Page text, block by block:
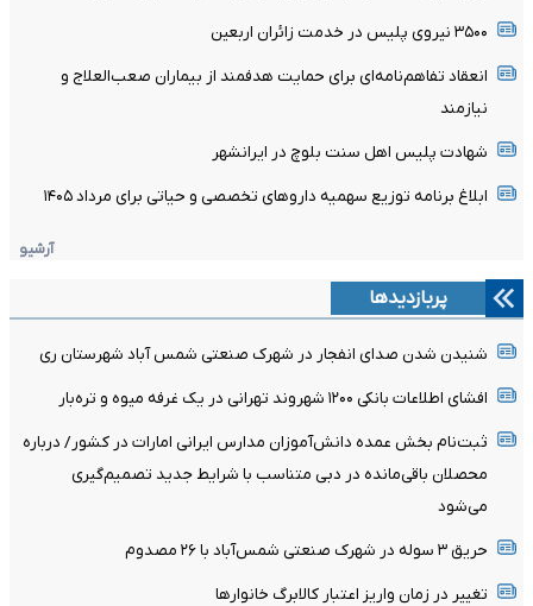
۳۵۰۰ نیروی پلیس در خدمت زائران اربعین
انعقاد تفاهم‌نامه‌ای برای حمایت هدفمند از بیماران صعب‌العلاج و
نیازمند
شهادت پلیس اهل سنت بلوچ در ایرانشهر
ابلاغ برنامه توزیع سهمیه دارو‌های تخصصی و حیاتی برای مرداد ۱۴۰۵
آرشیو
پربازدیدها
شنیدن شدن صدای انفجار در شهرک صنعتی شمس آباد شهرستان ری
افشای اطلاعات بانکی ۱۲۰۰ شهروند تهرانی در یک غرفه میوه و تره‌بار
ثبت‌نام بخش عمده دانش‌آموزان مدارس ایرانی امارات در کشور/ درباره
محصلان باقی‌مانده در دبی متناسب با شرایط جدید تصمیم‌گیری
می‌شود
حریق ۳ سوله در شهرک صنعتی شمس‌آباد با ۲۶ مصدوم
تغییر در زمان واریز اعتبار کالابرگ خانوار‌ها